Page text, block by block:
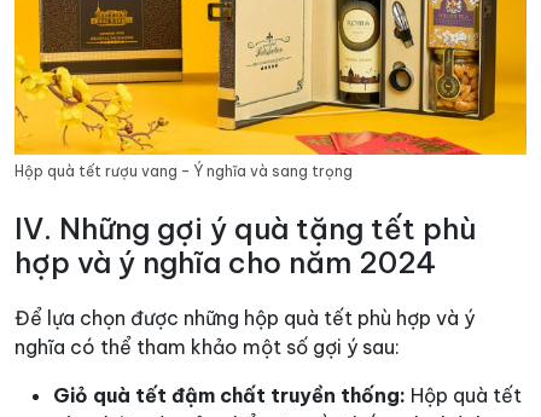
Hộp quà tết rượu vang – Ý nghĩa và sang trọng
IV. Những gợi ý quà tặng tết phù
hợp và ý nghĩa cho năm 2024
Để lựa chọn được những hộp quà tết phù hợp và ý
nghĩa có thể tham khảo một số gợi ý sau:
Giỏ quà tết đậm chất truyền thống: Hộp quà tết